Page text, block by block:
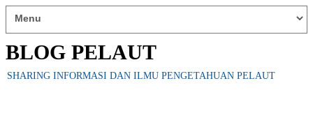
BLOG PELAUT
SHARING INFORMASI DAN ILMU PENGETAHUAN PELAUT